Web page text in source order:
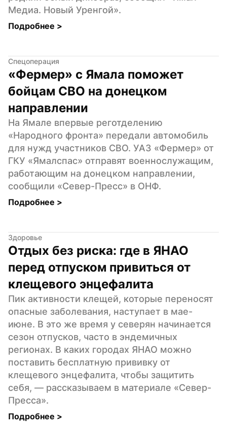
Медиа. Новый Уренгой».
Подробнее >
Спецоперация
«Фермер» с Ямала поможет
бойцам СВО на донецком
направлении
На Ямале впервые реготделению
«Народного фронта» передали автомобиль
для нужд участников СВО. УАЗ «Фермер» от
ГКУ «Ямалспас» отправят военнослужащим,
работающим на донецком направлении,
сообщили «Север-Пресс» в ОНФ.
Подробнее >
Здоровье
Отдых без риска: где в ЯНАО
перед отпуском привиться от
клещевого энцефалита
Пик активности клещей, которые переносят
опасные заболевания, наступает в мае-
июне. В это же время у северян начинается
сезон отпусков, часто в эндемичных
регионах. В каких городах ЯНАО можно
поставить бесплатную прививку от
клещевого энцефалита, чтобы защитить
себя, — рассказываем в материале «Север-
Пресса».
Подробнее >